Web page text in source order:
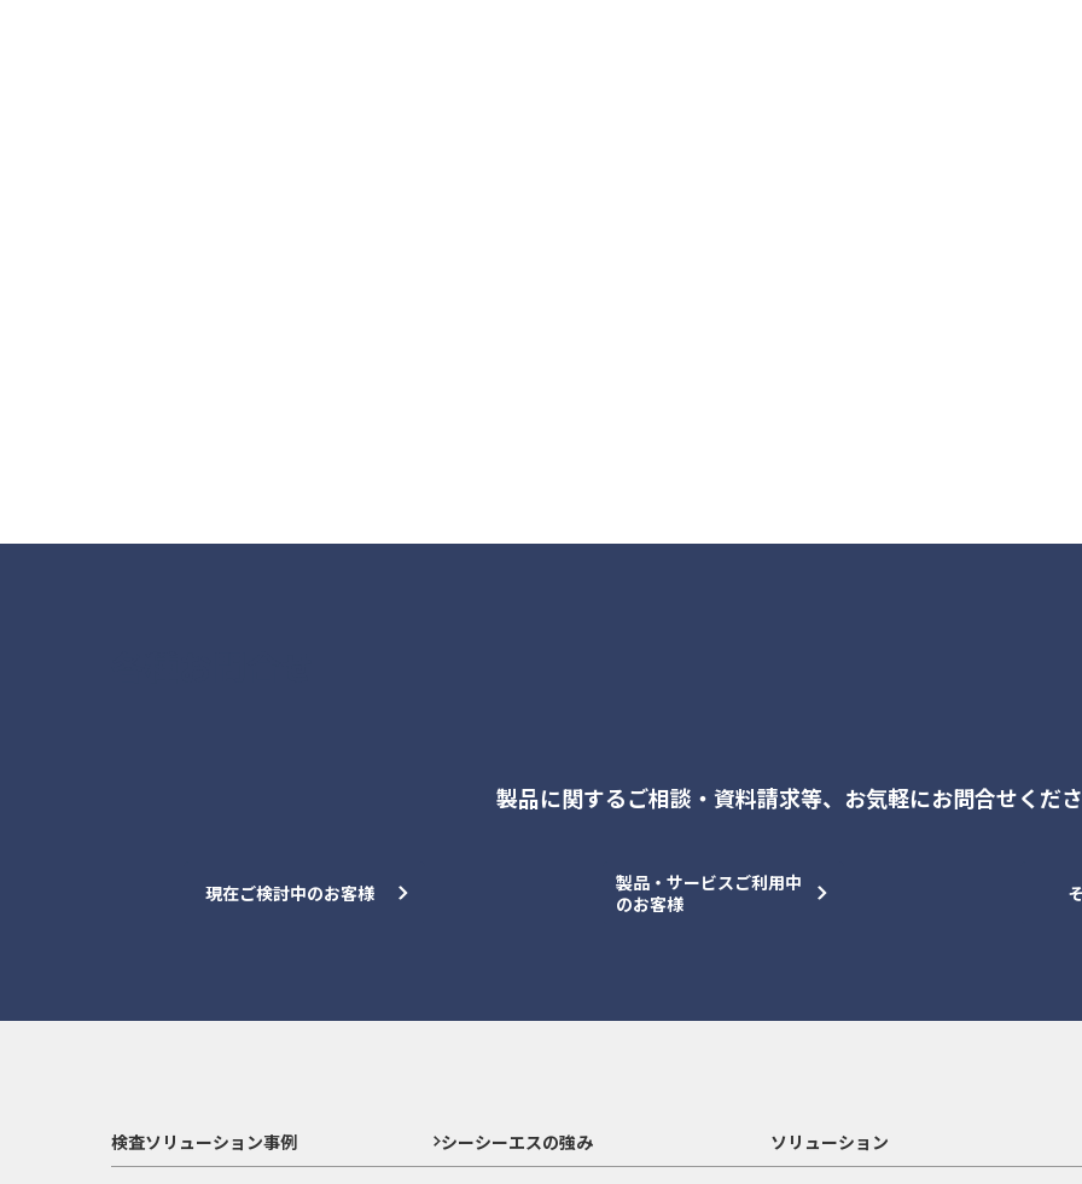
製品に関するご相談・資料請求等、 お気軽にお問合せくださ
現在ご検討中のお客様
製品・サービスご利用中
のお客様
検査ソリューション事例 シーシーエスの強み ソリューション